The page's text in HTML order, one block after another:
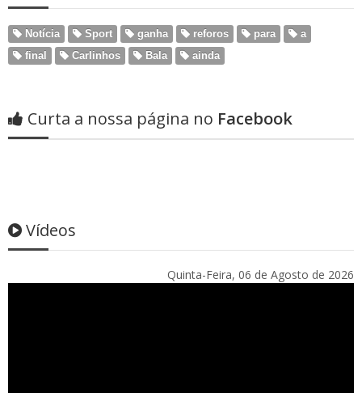
Notícia Sport ganha reforos para
a
final
Carlinhos Bala ainda
Curta a nossa página no Facebook
Vídeos
Quinta-Feira, 06 de Agosto de 2026